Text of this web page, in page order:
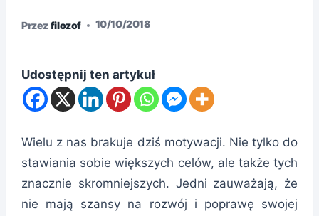
Przezfilozof 10/10/2018
Udostępnij ten artykuł
Wielu z nas brakuje dziś motywacji. Nie tylko do
stawiania sobie większych celów, ale także tych
znacznie skromniejszych. Jedni zauważają, że
nie mają szansy na rozwój i poprawę swojej